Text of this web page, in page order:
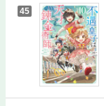
45